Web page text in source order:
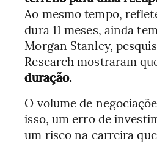
Ao mesmo tempo,
dura 11 meses, ainda
Morgan Stanley,
Research mostraram
duração.
O volume de
isso, um erro de
um risco na carreira